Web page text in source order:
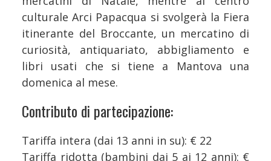
culturale Arci Papacqua si svolgerà la Fiera
itinerante del Broccante, un mercatino di
curiosità, antiquariato, abbigliamento e
libri usati che si tiene a Mantova una
domenica al mese.
Contributo di partecipazione:
Tariffa intera (dai 13 anni in su): € 22
Tariffa ridotta (bambini dai 5 ai 12 anni): €